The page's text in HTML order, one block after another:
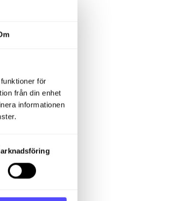
för
från din enhet
informationen
månad.